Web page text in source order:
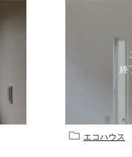
終
エコハウス